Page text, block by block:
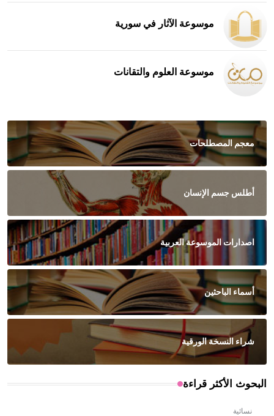
موسوعة الآثار في سورية
موسوعة العلوم والتقانات
معجم المصطلحات
أطلس جسم الإنسان
اصدارات الموسوعة العربية
أسماء الباحثين
شراء النسخة الورقية
البحوث الأكثر قراءة
نسائية